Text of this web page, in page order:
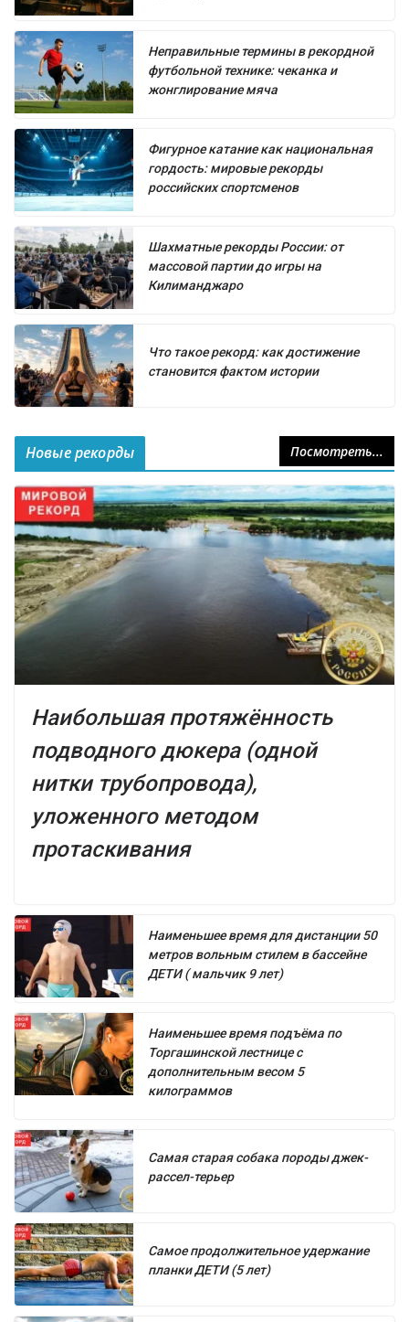
Неправильные термины в рекордной
футбольной технике: чеканка и
жонглирование мяча
Фигурное катание как национальная
гордость: мировые рекорды
российских спортсменов
Шахматные рекорды России: от
массовой партии до игры на
Килиманджаро
Что такое рекорд: как достижение
становится фактом истории
Новые рекорды Посмотреть...
Наибольшая протяжённость
подводного дюкера (одной
нитки трубопровода),
уложенного методом
протаскивания
Наименьшее время для дистанции 50
метров вольным стилем в бассейне
ДЕТИ ( мальчик 9 лет)
Наименьшее время подъёма по
Торгашинской лестнице с
дополнительным весом 5
килограммов
Самая старая собака породы джек-
рассел-терьер
Самое продолжительное удержание
планки ДЕТИ (5 лет)